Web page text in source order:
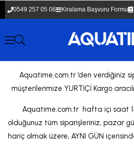
0549 257 05 06 Kiralama Başvuru Formu
Aquatime.com.tr ’den verdiğiniz
müşterilerimize YURTİÇİ Kargo
Aquatime.com.tr hafta içi saat
olduğunuz tüm siparişleriniz, pazar
hariç olmak üzere, AYNI GÜN